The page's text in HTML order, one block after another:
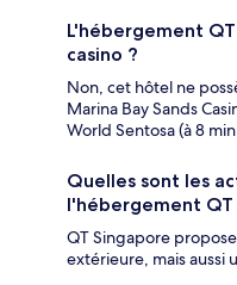
L'hébergement
casino ?
Non, cet hôtel ne
Marina Bay Sands
World Sentosa (à 8
Quelles sont les
l'hébergement
QT Singapore
extérieure, mais aussi